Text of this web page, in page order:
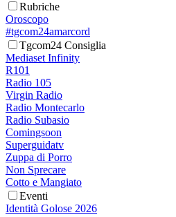
Rubriche
Oroscopo
#tgcom24amarcord
Tgcom24 Consiglia
Mediaset Infinity
R101
Radio 105
Virgin Radio
Radio Montecarlo
Radio Subasio
Comingsoon
Superguidatv
Zuppa di Porro
Non Sprecare
Cotto e Mangiato
Eventi
Identità Golose 2026